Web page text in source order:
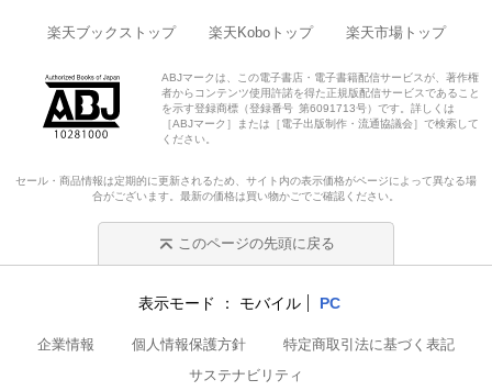
楽天ブックストップ 楽天Koboトップ 楽天市場トップ
ABJマークは、この電子書店・電子書籍配信サービスが、著作権
者からコンテンツ使用許諾を得た正規版配信サービスであること
を示す登録商標（登録番号 第6091713号）です。詳しくは
［ABJマーク］または［電子出版制作・流通協議会］で検索して
ください。
セール・商品情報は定期的に更新されるため、サイト内の表示価格がページによって異なる場
合がございます。最新の価格は買い物かごでご確認ください。
このページの先頭に戻る
表示モード モバイル PC
企業情報 個人情報保護方針
特定商取引法に基づく表記
サステナビリティ